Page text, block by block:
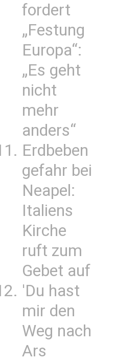
fordert
„Festung
Europa“:
„Es geht
nicht
mehr
anders“
Erdbeben
gefahr bei
Neapel:
Italiens
Kirche
ruft zum
Gebet auf
'Du hast
mir den
Weg nach
Ars